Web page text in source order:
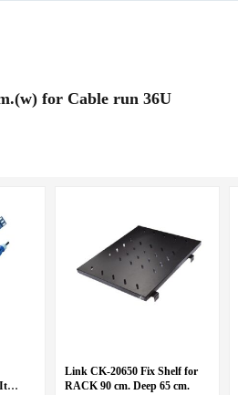
for Cable run 36U
Link CK-20650 Fix Shelf for
RACK 90 cm. Deep 65 cm.